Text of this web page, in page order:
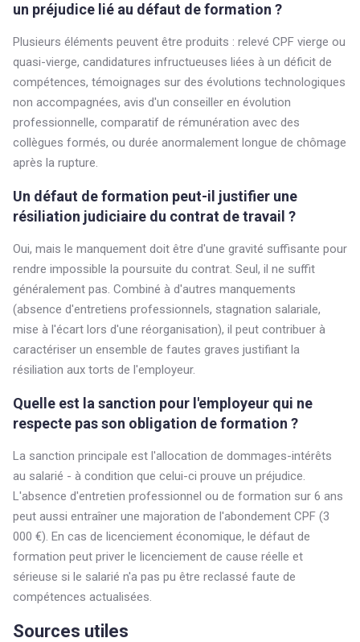
un préjudice lié au défaut de formation ?
Plusieurs éléments peuvent être produits : relevé CPF vierge ou
quasi-vierge, candidatures infructueuses liées à un déficit de
compétences, témoignages sur des évolutions technologiques
non accompagnées, avis d'un conseiller en évolution
professionnelle, comparatif de rémunération avec des
collègues formés, ou durée anormalement longue de chômage
après la rupture.
Un défaut de formation peut-il justifier une
résiliation judiciaire du contrat de travail ?
Oui, mais le manquement doit être d'une gravité suffisante pour
rendre impossible la poursuite du contrat. Seul, il ne suffit
généralement pas. Combiné à d'autres manquements
(absence d'entretiens professionnels, stagnation salariale,
mise à l'écart lors d'une réorganisation), il peut contribuer à
caractériser un ensemble de fautes graves justifiant la
résiliation aux torts de l'employeur.
Quelle est la sanction pour l'employeur qui ne
respecte pas son obligation de formation ?
La sanction principale est l'allocation de dommages-intérêts
au salarié - à condition que celui-ci prouve un préjudice.
L'absence d'entretien professionnel ou de formation sur 6 ans
peut aussi entraîner une majoration de l'abondement CPF (3
000 €). En cas de licenciement économique, le défaut de
formation peut priver le licenciement de cause réelle et
sérieuse si le salarié n'a pas pu être reclassé faute de
compétences actualisées.
Sources utiles